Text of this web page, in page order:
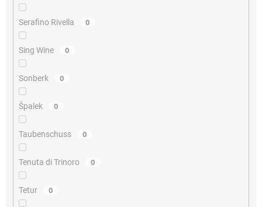
Serafino Rivella 0
Sing Wine 0
Sonberk 0
Špalek 0
Taubenschuss 0
Tenuta di Trinoro 0
Tetur 0